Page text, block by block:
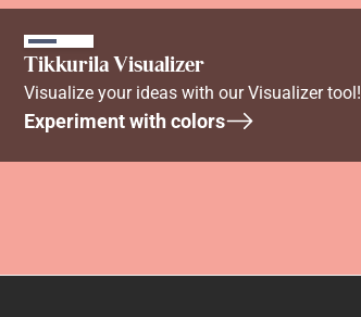
Tikkurila Visualizer
Visualize your ideas with our Visualizer tool!
Experiment with colors